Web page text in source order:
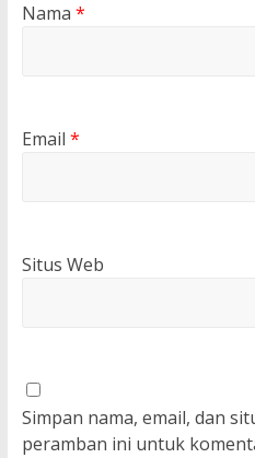
Nama *
Email *
Situs Web
Simpan nama, email, dan
peramban ini untuk